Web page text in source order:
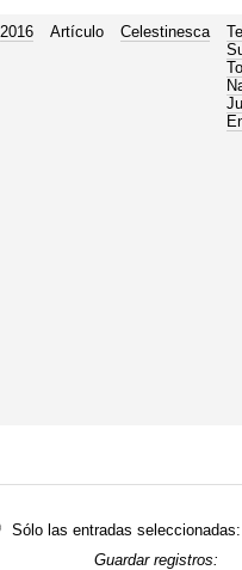
2016 Artículo Celestinesca
Sólo las entradas seleccionadas:
Guardar registros: